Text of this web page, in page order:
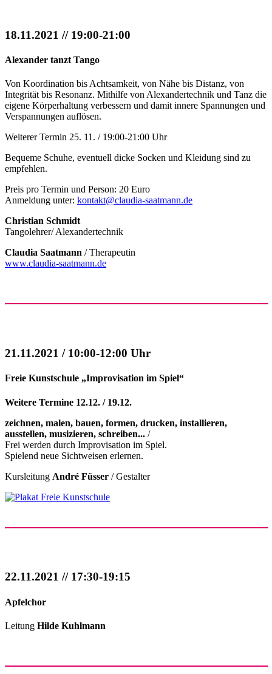
18.11.2021 // 19:00-21:00
Alexander tanzt Tango
Von Koordination bis Achtsamkeit, von Nähe bis Distanz, von
Integrität bis Resonanz. Mithilfe von Alexandertechnik und Tanz die
eigene Körperhaltung verbessern und damit innere Spannungen und
Verspannungen auflösen.
Weiterer Termin 25. 11. / 19:00-21:00 Uhr
Bequeme Schuhe, eventuell dicke Socken und Kleidung sind zu
empfehlen.
Preis pro Termin und Person: 20 Euro
Anmeldung unter: kontakt@claudia-saatmann.de
Christian Schmidt
Tangolehrer/ Alexandertechnik
Claudia Saatmann / Therapeutin
www.claudia-saatmann.de
21.11.2021 / 10:00-12:00 Uhr
Freie Kunstschule „Improvisation im Spiel“
Weitere Termine 12.12. / 19.12.
zeichnen, malen, bauen, formen, drucken, installieren,
ausstellen, musizieren, schreiben... /
Frei werden durch Improvisation im Spiel.
Spielend neue Sichtweisen erlernen.
Kursleitung André Füsser / Gestalter
22.11.2021 // 17:30-19:15
Apfelchor
Leitung Hilde Kuhlmann